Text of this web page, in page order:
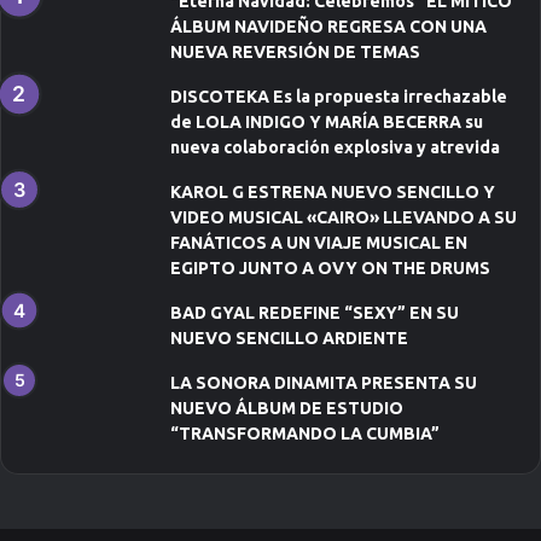
ÁLBUM NAVIDEÑO REGRESA CON UNA
NUEVA REVERSIÓN DE TEMAS
DISCOTEKA Es la propuesta irrechazable
de LOLA INDIGO Y MARÍA BECERRA su
nueva colaboración explosiva y atrevida
KAROL G ESTRENA NUEVO SENCILLO Y
VIDEO MUSICAL «CAIRO» LLEVANDO A SU
FANÁTICOS A UN VIAJE MUSICAL EN
EGIPTO JUNTO A OVY ON THE DRUMS
BAD GYAL REDEFINE “SEXY” EN SU
NUEVO SENCILLO ARDIENTE
LA SONORA DINAMITA PRESENTA SU
NUEVO ÁLBUM DE ESTUDIO
“TRANSFORMANDO LA CUMBIA”